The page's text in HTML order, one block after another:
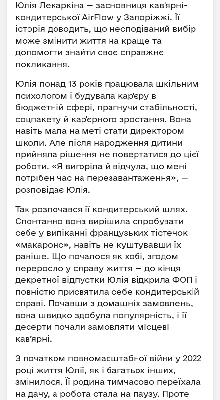
Юлія Лекаркіна — засновниця кав’ярні-
кондитерської AirFlow у Запоріжжі. Її
історія доводить, що несподіваний вибір
може змінити життя на краще та
допомогти знайти своє справжнє
покликання.
Юлія понад 13 років працювала шкільним
психологом і будувала кар'єру в
бюджетній сфері, прагнучи стабільності,
соцпакету й кар'єрного зростання. Вона
навіть мала на меті стати директором
школи. Але після народження дитини
прийняла рішення не повертатися до цієї
роботи. «Я вигоріла й відчула, що мені
потрібен час на перезавантаження», —
розповідає Юлія.
Так розпочався її кондитерський шлях.
Спонтанно вона вирішила спробувати
себе у випіканні французьких тістечок
«макаронс», навіть не куштувавши їх
раніше. Що почалося як хобі, згодом
переросло у справу життя — до кінця
декретної відпустки Юлія відкрила ФОП і
повністю присвятила себе кондитерській
справі. Почавши з домашніх замовлень,
вона швидко здобула популярність, і її
десерти почали замовляти місцеві
кав’ярні.
З початком повномасштабної війни у 2022
році життя Юлії, як і багатьох інших,
змінилося. Її родина тимчасово переїхала
на дачу, а робота стала на паузу. Проте